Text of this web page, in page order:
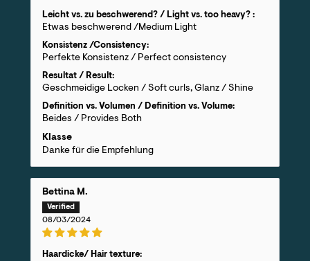
Leicht vs. zu beschwerend? / Light vs. too heavy? :
Etwas beschwerend /Medium Light
Konsistenz /Consistency:
Perfekte Konsistenz / Perfect consistency
Resultat / Result:
Geschmeidige Locken / Soft curls, Glanz / Shine
Definition vs. Volumen / Definition vs. Volume:
Beides / Provides Both
Klasse
Danke für die Empfehlung
Bettina M.
08/03/2024
Haardicke/ Hair texture: